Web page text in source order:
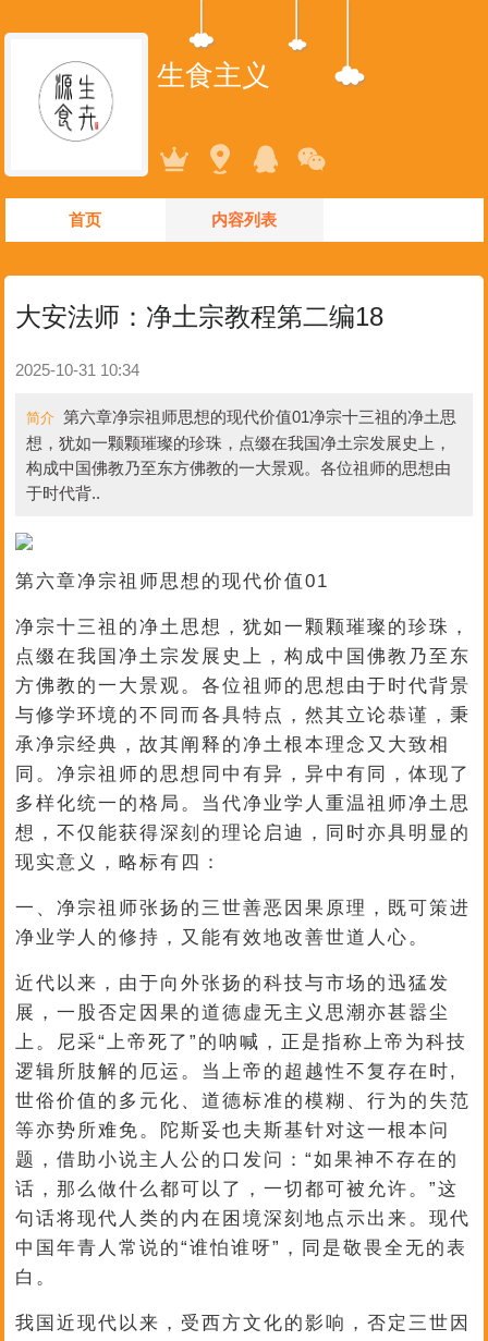
生食主义
首页 内容列表
大安法师：净土宗教程第二编18
2025-10-31 10:34
简介 第六章净宗祖师思想的现代价值01净宗十三祖的净土思
想，犹如一颗颗璀璨的珍珠，点缀在我国净土宗发展史上，
构成中国佛教乃至东方佛教的一大景观。各位祖师的思想由
于时代背..
第六章净宗祖师思想的现代价值01
净宗十三祖的净土思想，犹如一颗颗璀璨的珍珠，
点缀在我国净土宗发展史上，构成中国佛教乃至东
方佛教的一大景观。各位祖师的思想由于时代背景
与修学环境的不同而各具特点，然其立论恭谨，秉
承净宗经典，故其阐释的净土根本理念又大致相
同。净宗祖师的思想同中有异，异中有同，体现了
多样化统一的格局。当代净业学人重温祖师净土思
想，不仅能获得深刻的理论启迪，同时亦具明显的
现实意义，略标有四：
一、净宗祖师张扬的三世善恶因果原理，既可策进
净业学人的修持，又能有效地改善世道人心。
近代以来，由于向外张扬的科技与市场的迅猛发
展，一股否定因果的道德虚无主义思潮亦甚嚣尘
上。尼采“上帝死了”的呐喊，正是指称上帝为科技
逻辑所肢解的厄运。当上帝的超越性不复存在时,
世俗价值的多元化、道德标准的模糊、行为的失范
等亦势所难免。陀斯妥也夫斯基针对这一根本问
题，借助小说主人公的口发问：“如果神不存在的
话，那么做什么都可以了，一切都可被允许。”这
句话将现代人类的内在困境深刻地点示出来。现代
中国年青人常说的“谁怕谁呀”，同是敬畏全无的表
白。
我国近现代以来，受西方文化的影响，否定三世因